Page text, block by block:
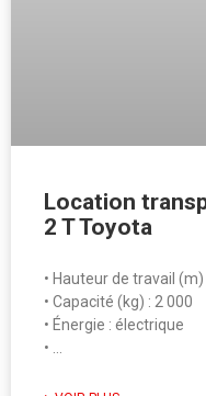
Location
2 T Toyota
• Hauteur de travail (m)
• Capacité (kg) : 2 000
• Énergie : électrique
• …